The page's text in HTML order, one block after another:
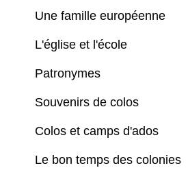
Une famille européenne
L'église et l'école
Patronymes
Souvenirs de colos
Colos et camps d'ados
Le bon temps des colonies